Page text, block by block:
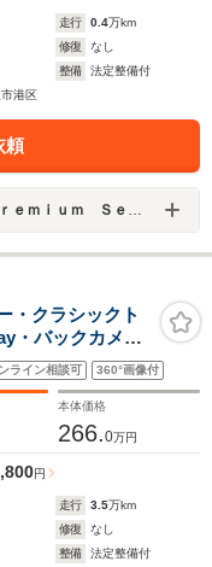
走行 0.4万km
修復
なし
整備
法定整備付
港区
頼
ｌｅｃｔｉｏｎ 大阪ベイ
クラシックト
・バックカメ
スト・クルーズ
ォートアクセス
ライン相談可 360°画像付
本体価格
266.0万円
円
走行 3.5万km
修復
なし
整備
法定整備付